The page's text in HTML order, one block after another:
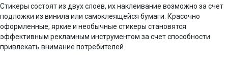
Стикеры состоят из двух слоев, их наклеивание возможно за счет
подложки из винила или самоклеящейся бумаги. Красочно
оформленные, яркие и необычные стикеры становятся
эффективным рекламным инструментом за счет способности
привлекать внимание потребителей.